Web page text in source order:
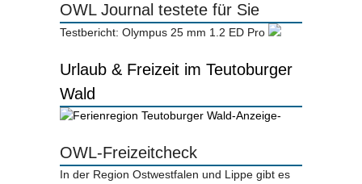
OWL Journal testete für Sie
Testbericht: Olympus 25 mm 1.2 ED Pro
Urlaub & Freizeit im Teutoburger
Wald
-Anzeige-
OWL-Freizeitcheck
In der Region Ostwestfalen und Lippe gibt es